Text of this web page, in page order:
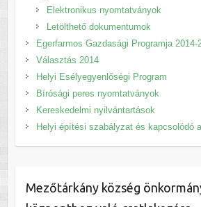
Elektronikus nyomtatványok
Letölthető dokumentumok
Egerfarmos Gazdasági Programja 2014-
Választás 2014
Helyi Esélyegyenlőségi Program
Bírósági peres nyomtatványok
Kereskedelmi nyilvántartások
Helyi építési szabályzat és kapcsolódó
Mezőtárkány község